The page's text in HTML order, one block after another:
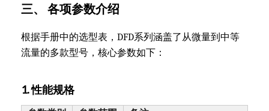
三、 各项参数介绍
根据手册中的选型表，DFD系列涵盖了从微量到中等
流量的多款型号，核心参数如下：
1. 性能规格